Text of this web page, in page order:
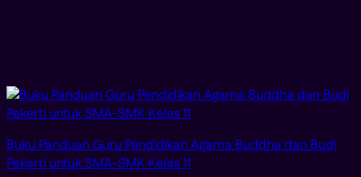
Buku Panduan Guru Pendidikan Agama Buddha dan Budi
Pekerti untuk SMA-SMK Kelas 11